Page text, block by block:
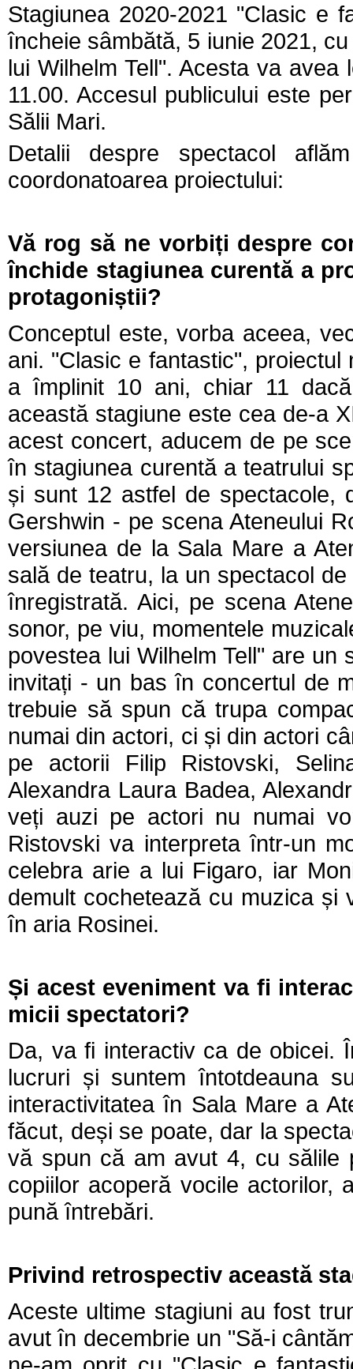
Stagiunea 2020-2021 "Clasic e
încheie sâmbătă, 5 iunie 2021,
lui Wilhelm Tell". Acesta va
11.00. Accesul publicului este
Sălii Mari.
Detalii despre spectacol
coordonatoarea proiectului:
Vă rog să ne vorbiți despre
închide stagiunea curentă a
protagoniștii?
Conceptul este, vorba aceea,
ani. "Clasic e fantastic",
a împlinit 10 ani, chiar 11
această stagiune este cea de-a
acest concert, aducem de pe
în stagiunea curentă a teatrului
și sunt 12 astfel de spectacole,
Gershwin - pe scena Ateneului
versiunea de la Sala Mare a
sală de teatru, la un spectacol
înregistrată. Aici, pe scena
sonor, pe viu, momentele
povestea lui Wilhelm Tell" are
invitați - un bas în concertul de
trebuie să spun că trupa
numai din actori, ci și din actori
pe actorii Filip Ristovski,
Alexandra Laura Badea,
veți auzi pe actori nu numai
Ristovski va interpreta într-un
celebra arie a lui Figaro, iar
demult cochetează cu muzica și
în aria Rosinei.
Și acest eveniment va fi
micii spectatori?
Da, va fi interactiv ca de obicei.
lucruri și suntem întotdeauna
interactivitatea în Sala Mare a
făcut, deși se poate, dar la
vă spun că am avut 4, cu sălile
copiilor acoperă vocile actorilor,
pună întrebări.
Privind retrospectiv această
Aceste ultime stagiuni au fost
avut în decembrie un "Să-i